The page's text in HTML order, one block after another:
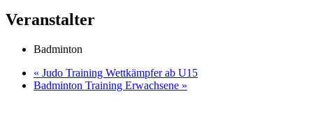
Veranstalter
Badminton
« Judo Training Wettkämpfer ab U15
Badminton Training Erwachsene »